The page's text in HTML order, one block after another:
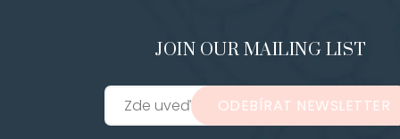
JOIN OUR MAILING LIST
ODEBÍRAT NEWSLETTER